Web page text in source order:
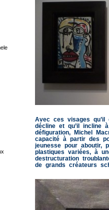
Avec ces visages qu’il
décline et qu’il incline
défiguration, Michel
capacité à partir des
jeunesse pour aboutir,
plastiques variées, à
destructuration
de grands créateurs